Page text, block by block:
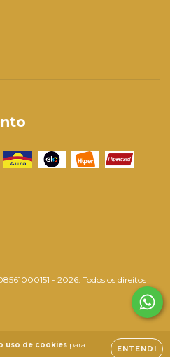
uso de cookies para
ENTENDI
- 2026. Todos os direitos